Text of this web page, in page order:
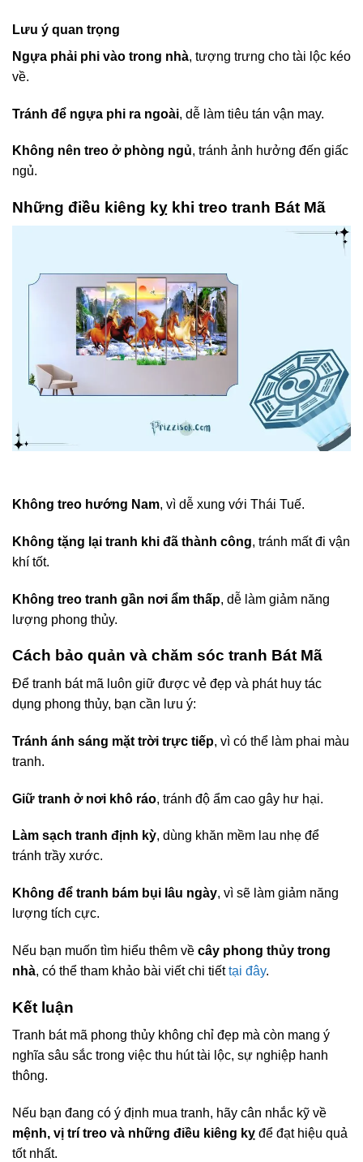
Lưu ý quan trọng
Ngựa phải phi vào trong nhà, tượng trưng cho tài lộc kéo
về.
Tránh để ngựa phi ra ngoài, dễ làm tiêu tán vận may.
Không nên treo ở phòng ngủ, tránh ảnh hưởng đến giấc
ngủ.
Những điều kiêng kỵ khi treo tranh Bát Mã
Không treo hướng Nam, vì dễ xung với Thái Tuế.
Không tặng lại tranh khi đã thành công, tránh mất đi vận
khí tốt.
Không treo tranh gần nơi ẩm thấp, dễ làm giảm năng
lượng phong thủy.
Cách bảo quản và chăm sóc tranh Bát Mã
Để tranh bát mã luôn giữ được vẻ đẹp và phát huy tác
dụng phong thủy, bạn cần lưu ý:
Tránh ánh sáng mặt trời trực tiếp, vì có thể làm phai màu
tranh.
Giữ tranh ở nơi khô ráo, tránh độ ẩm cao gây hư hại.
Làm sạch tranh định kỳ, dùng khăn mềm lau nhẹ để
tránh trầy xước.
Không để tranh bám bụi lâu ngày, vì sẽ làm giảm năng
lượng tích cực.
Nếu bạn muốn tìm hiểu thêm về cây phong thủy trong
nhà, có thể tham khảo bài viết chi tiếttại đây.
Kết luận
Tranh bát mã phong thủy không chỉ đẹp mà còn mang ý
nghĩa sâu sắc trong việc thu hút tài lộc, sự nghiệp hanh
thông.
Nếu bạn đang có ý định mua tranh, hãy cân nhắc kỹ về
mệnh, vị trí treo và những điều kiêng kỵ để đạt hiệu quả
tốt nhất.